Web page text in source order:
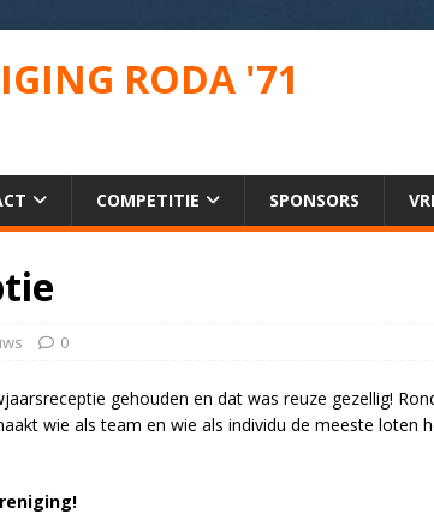
RODA '71
COMPETITIE SPONSORS
0
gehouden en dat was reuze gezellig!
wie als team en wie als individu de meeste loten